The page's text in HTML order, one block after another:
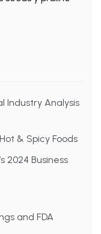
Industry Analysis
& Spicy Foods
2024 Business
and FDA